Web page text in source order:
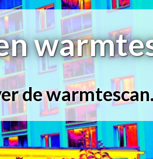
de